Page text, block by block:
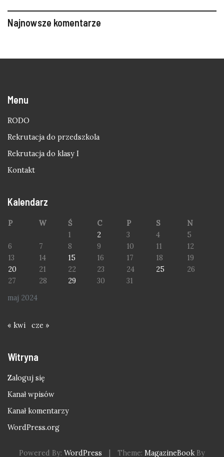
Najnowsze komentarze
Menu
RODO
Rekrutacja do przedszkola
Rekrutacja do klasy I
Kontakt
Kalendarz
maj 2024
P W Ś C P S
N
1
2 3 4
5
6
7 8 9 10 11
12
13
14 15 16 17 18
19
20
21 22 23 24 25
26
27
28 29 30 31
« kwi cze »
Witryna
Zaloguj się
Kanał wpisów
Kanał komentarzy
WordPress.org
Powered By: WordPress Theme: MagazineBook By